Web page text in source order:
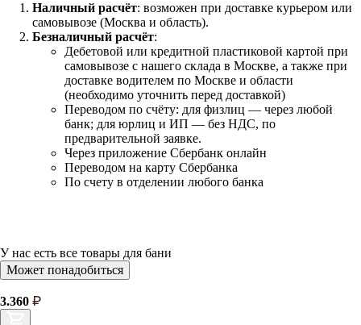
Наличный расчёт: возможен при доставке курьером или
самовывозе (Москва и область).
Безналичный расчёт:
Дебетовой или кредитной пластиковой картой при
самовывозе с нашего склада в Москве, а также при
доставке водителем по Москве и области
(необходимо уточнить перед доставкой)
Переводом по счёту: для физлиц — через любой
банк; для юрлиц и ИП — без НДС, по
предварительной заявке.
Через приложение Сбербанк онлайн
Переводом на карту Сбербанка
По счету в отделении любого банка
У нас есть все товары для бани
Может понадобиться
3.360